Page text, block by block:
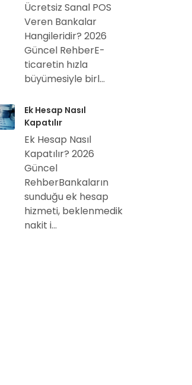
Ücretsiz Sanal POS
Veren Bankalar
Hangileridir? 2026
Güncel RehberE-
ticaretin hızla
büyümesiyle birl...
Ek Hesap Nasıl
Kapatılır
Ek Hesap Nasıl
Kapatılır? 2026
Güncel
RehberBankaların
sunduğu ek hesap
hizmeti, beklenmedik
nakit i...